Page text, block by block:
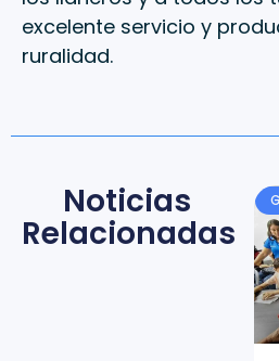
excelente servicio y
ruralidad.
Noticias
Relacionadas